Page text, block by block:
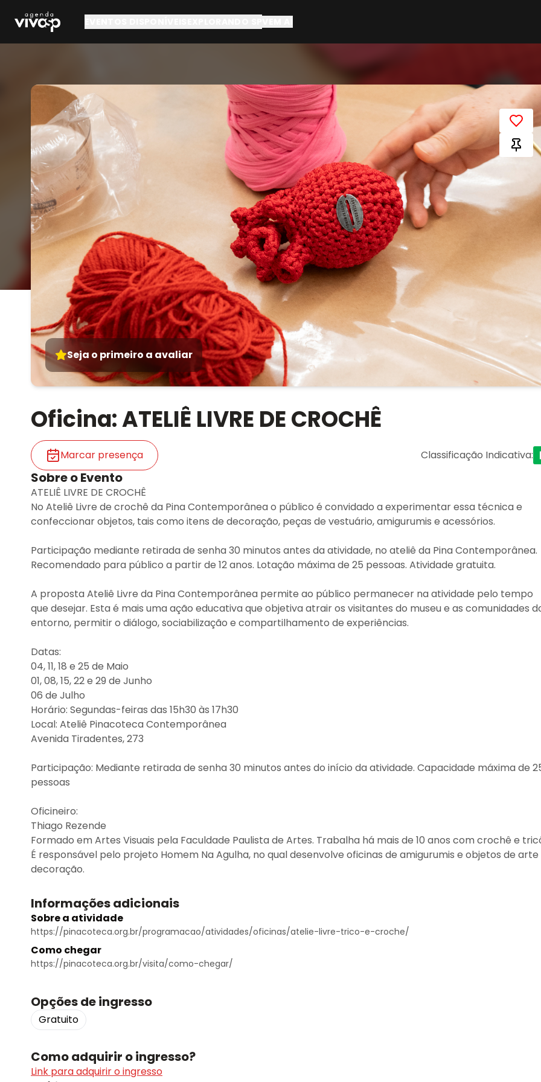
Seja o primeiro a avaliar
Oficina: ATELIÊ LIVRE DE CROCHÊ
Marcar presença Classificação Indicativa:
Sobre o Evento
ATELIÊ LIVRE DE CROCHÊ
No Ateliê Livre de crochê da Pina Contemporânea o público é convidado a experimentar essa técnica e
confeccionar objetos, tais como itens de decoração, peças de vestuário, amigurumis e acessórios.
Participação mediante retirada de senha 30 minutos antes da atividade, no ateliê da Pina Contemporânea.
Recomendado para público a partir de 12 anos. Lotação máxima de 25 pessoas. Atividade gratuita.
A proposta Ateliê Livre da Pina Contemporânea permite ao público permanecer na atividade pelo tempo
que desejar. Esta é mais uma ação educativa que objetiva atrair os visitantes do museu e as comunidades
entorno, permitir o diálogo, sociabilização e compartilhamento de experiências.
Datas:
04, 11, 18 e 25 de Maio
01, 08, 15, 22 e 29 de Junho
06 de Julho
Horário: Segundas-feiras das 15h30 às 17h30
Local: Ateliê Pinacoteca Contemporânea
Avenida Tiradentes, 273
Participação: Mediante retirada de senha 30 minutos antes do início da atividade. Capacidade máxima de
pessoas
Oficineiro:
Thiago Rezende
Formado em Artes Visuais pela Faculdade Paulista de Artes. Trabalha há mais de 10 anos com crochê e
É responsável pelo projeto Homem Na Agulha, no qual desenvolve oficinas de amigurumis e objetos de arte
decoração.
Informações adicionais
Sobre a atividade
https://pinacoteca.org.br/programacao/atividades/oficinas/atelie-livre-trico-e-croche/
Como chegar
https://pinacoteca.org.br/visita/como-chegar/
Opções de ingresso
Gratuito
Como adquirir o ingresso?
Link para adquirir o ingresso